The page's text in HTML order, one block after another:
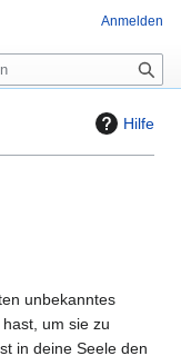
Hilfe
unbekanntes
um sie zu
in deine Seele den
Anmelden